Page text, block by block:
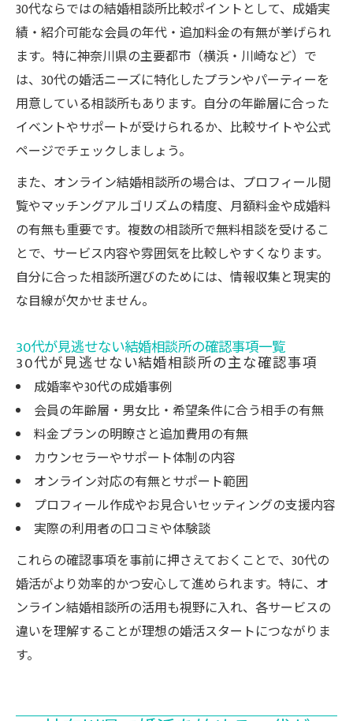
30代が失敗しない結婚相談所比較のコツを
紹介
理想に近づくための30代婚活スタート術
30代が理想の結婚に近づく婚活スタートの
コツ
30代婚活で実践すべき理想実現の具体策を
解説
30代が婚活で理想を叶えるための行動プラ
ン
30代が婚活で後悔しないためのステップガ
イド
理想の結婚に向けて30代が考えるべき準備
事項
30代ならではの結婚相談所比較ポイントとして、成婚実
績・紹介可能な会員の年代・追加料金の有無が挙げられ
ます。特に神奈川県の主要都市（横浜・川崎など）で
は、30代の婚活ニーズに特化したプランやパーティーを
用意している相談所もあります。自分の年齢層に合った
イベントやサポートが受けられるか、比較サイトや公式
ページでチェックしましょう。
また、オンライン結婚相談所の場合は、プロフィール閲
覧やマッチングアルゴリズムの精度、月額料金や成婚料
の有無も重要です。複数の相談所で無料相談を受けるこ
とで、サービス内容や雰囲気を比較しやすくなります。
自分に合った相談所選びのためには、情報収集と現実的
な目線が欠かせません。
30代が見逃せない結婚相談所の確認事項一覧
30代が見逃せない結婚相談所の主な確認事項
成婚率や30代の成婚事例
会員の年齢層・男女比・希望条件に合う相手の有無
料金プランの明瞭さと追加費用の有無
カウンセラーやサポート体制の内容
オンライン対応の有無とサポート範囲
プロフィール作成やお見合いセッティングの支援内容
実際の利用者の口コミや体験談
これらの確認事項を事前に押さえておくことで、30代の
婚活がより効率的かつ安心して進められます。特に、オ
ンライン結婚相談所の活用も視野に入れ、各サービスの
違いを理解することが理想の婚活スタートにつながりま
す。